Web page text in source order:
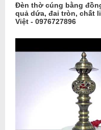
Đèn thờ cúng bằng
quả dứa, đai tròn, chất
Việt - 0976727896